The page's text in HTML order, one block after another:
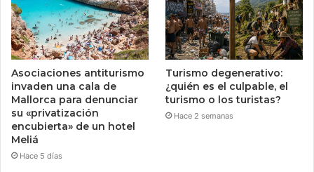
Asociaciones antiturismo
invaden una cala de
Mallorca para denunciar
su «privatización
encubierta» de un hotel
Meliá
Hace 5 días
Turismo degenerativo:
¿quién es el culpable, el
turismo o los turistas?
Hace 2 semanas